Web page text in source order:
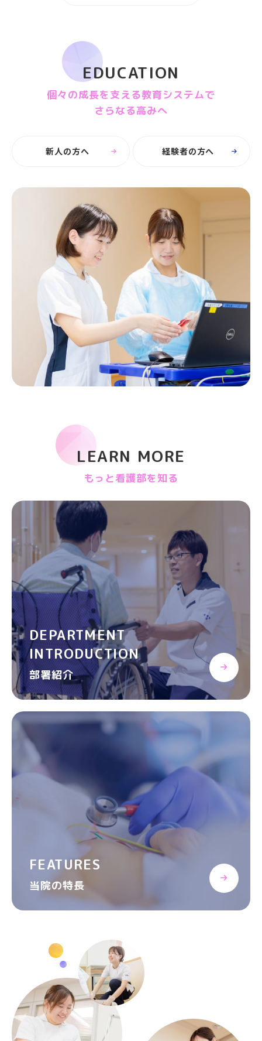
EDUCATION
個々の成長を支える教育システムで
さらなる高みへ
新人の方へ 経験者の方へ
LEARN MORE
もっと看護部を知る
DEPARTMENT
INTRODUCTION
部署紹介
FEATURES
当院の特長